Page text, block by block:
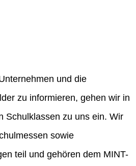
und die
zu informieren, gehen wir in
Schulklassen zu uns ein. Wir
sowie
teil und gehören dem MINT-